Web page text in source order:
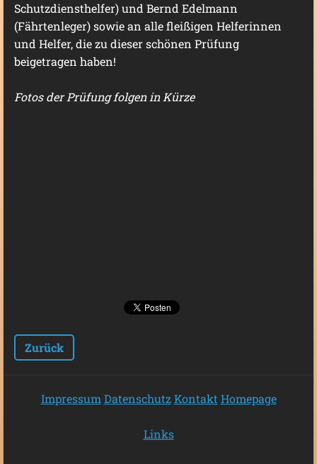
Schutzdiensthelfer) und Bernd Edelmann
(Fährtenleger) sowie an alle fleißigen Helferinnen
und Helfer, die zu dieser schönen Prüfung
beigetragen haben!
Fotos der Prüfung folgen in Kürze
Zurück
Impressum Datenschutz Kontakt Homepage
Links